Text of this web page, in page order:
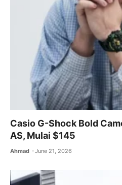
Casio G-Shock Bold
AS, Mulai $145
Ahmad June 21, 2026